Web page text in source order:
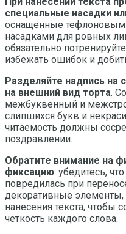
специальные насадки
оснащённые
насадками для ровных
обязательно
избежать ошибок и
Разделяйте надпись на
на внешний вид торта.
межбуквенный и
слипшихся букв и
читаемость должны
поздравлении.
Обратите внимание на
фиксацию: убедитесь,
повредилась при
декоративные элементы,
нанесения текста, чтобы
четкость каждого слова.